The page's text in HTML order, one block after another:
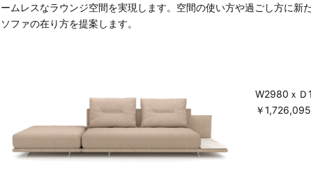
ームレスなラウンジ空間を実現します。空間の使い方や過ごし方に新
ソファの在り方を提案します。
W2980ｘＤ
￥1,726,095